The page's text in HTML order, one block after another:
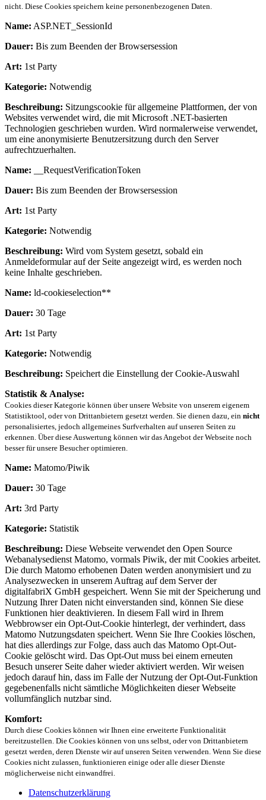
nicht. Diese Cookies speichern keine personenbezogenen Daten.
Name: ASP.NET_SessionId
Dauer: Bis zum Beenden der Browsersession
Art: 1st Party
Kategorie: Notwendig
Beschreibung: Sitzungscookie für allgemeine Plattformen, der von
Websites verwendet wird, die mit Microsoft .NET-basierten
Technologien geschrieben wurden. Wird normalerweise verwendet,
um eine anonymisierte Benutzersitzung durch den Server
aufrechtzuerhalten.
Name: __RequestVerificationToken
Dauer: Bis zum Beenden der Browsersession
Art: 1st Party
Kategorie: Notwendig
Beschreibung: Wird vom System gesetzt, sobald ein
Anmeldeformular auf der Seite angezeigt wird, es werden noch
keine Inhalte geschrieben.
Name: ld-cookieselection**
Dauer: 30 Tage
Art: 1st Party
Kategorie: Notwendig
Beschreibung: Speichert die Einstellung der Cookie-Auswahl
Statistik & Analyse:
Cookies dieser Kategorie können über unsere Website von unserem eigenem
Statistiktool, oder von Drittanbietern gesetzt werden. Sie dienen dazu, ein nicht
personalisiertes, jedoch allgemeines Surfverhalten auf unseren Seiten zu
erkennen. Über diese Auswertung können wir das Angebot der Webseite noch
besser für unsere Besucher optimieren.
Name: Matomo/Piwik
Dauer: 30 Tage
Art: 3rd Party
Kategorie: Statistik
Beschreibung: Diese Webseite verwendet den Open Source
Webanalysedienst Matomo, vormals Piwik, der mit Cookies arbeitet.
Die durch Matomo erhobenen Daten werden anonymisiert und zu
Analysezwecken in unserem Auftrag auf dem Server der
digitalfabriX GmbH gespeichert. Wenn Sie mit der Speicherung und
Nutzung Ihrer Daten nicht einverstanden sind, können Sie diese
Funktionen hier deaktivieren. In diesem Fall wird in Ihrem
Webbrowser ein Opt-Out-Cookie hinterlegt, der verhindert, dass
Matomo Nutzungsdaten speichert. Wenn Sie Ihre Cookies löschen,
hat dies allerdings zur Folge, dass auch das Matomo Opt-Out-
Cookie gelöscht wird. Das Opt-Out muss bei einem erneuten
Besuch unserer Seite daher wieder aktiviert werden. Wir weisen
jedoch darauf hin, dass im Falle der Nutzung der Opt-Out-Funktion
gegebenenfalls nicht sämtliche Möglichkeiten dieser Webseite
vollumfänglich nutzbar sind.
Komfort:
Durch diese Cookies können wir Ihnen eine erweiterte Funktionalität
bereitzustellen. Die Cookies können von uns selbst, oder von Drittanbietern
gesetzt werden, deren Dienste wir auf unseren Seiten verwenden. Wenn Sie diese
Cookies nicht zulassen, funktionieren einige oder alle dieser Dienste
möglicherweise nicht einwandfrei.
Datenschutzerklärung